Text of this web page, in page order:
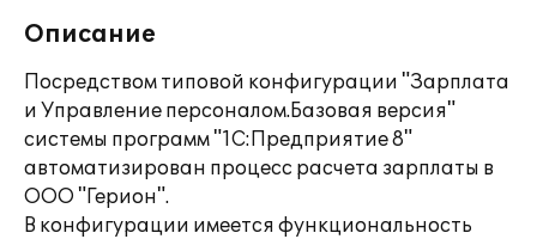
Описание
Посредством типовой конфигурации "Зарплата
и Управление персоналом.Базовая версия"
системы программ "1С:Предприятие 8"
автоматизирован процесс расчета зарплаты в
ООО "Герион".
В конфигурации имеется функциональность